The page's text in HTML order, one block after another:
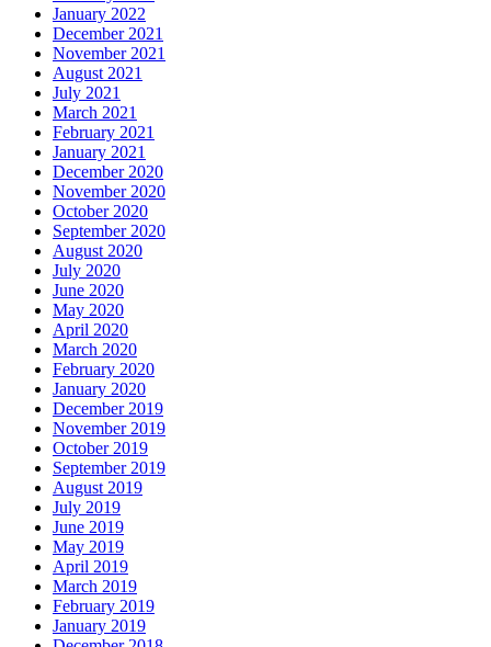
January 2022
December 2021
November 2021
August 2021
July 2021
March 2021
February 2021
January 2021
December 2020
November 2020
October 2020
September 2020
August 2020
July 2020
June 2020
May 2020
April 2020
March 2020
February 2020
January 2020
December 2019
November 2019
October 2019
September 2019
August 2019
July 2019
June 2019
May 2019
April 2019
March 2019
February 2019
January 2019